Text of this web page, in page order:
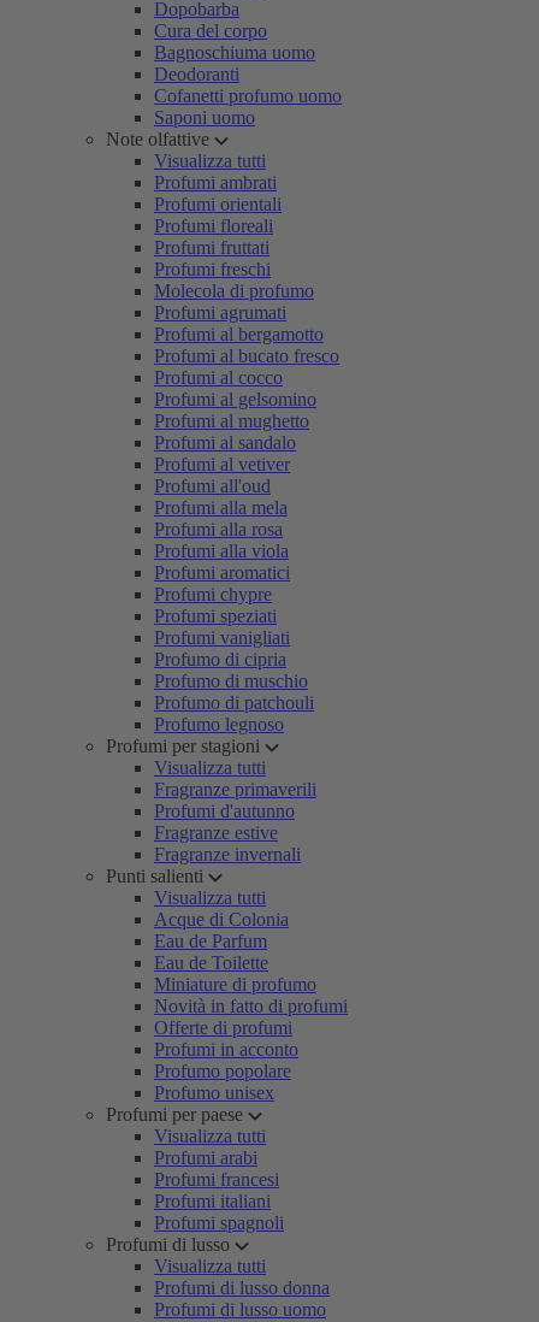
Dopobarba
Cura del corpo
Bagnoschiuma uomo
Deodoranti
Cofanetti profumo uomo
Saponi uomo
Note olfattive
Visualizza tutti
Profumi ambrati
Profumi orientali
Profumi floreali
Profumi fruttati
Profumi freschi
Molecola di profumo
Profumi agrumati
Profumi al bergamotto
Profumi al bucato fresco
Profumi al cocco
Profumi al gelsomino
Profumi al mughetto
Profumi al sandalo
Profumi al vetiver
Profumi all'oud
Profumi alla mela
Profumi alla rosa
Profumi alla viola
Profumi aromatici
Profumi chypre
Profumi speziati
Profumi vanigliati
Profumo di cipria
Profumo di muschio
Profumo di patchouli
Profumo legnoso
Profumi per stagioni
Visualizza tutti
Fragranze primaverili
Profumi d'autunno
Fragranze estive
Fragranze invernali
Punti salienti
Visualizza tutti
Acque di Colonia
Eau de Parfum
Eau de Toilette
Miniature di profumo
Novità in fatto di profumi
Offerte di profumi
Profumi in acconto
Profumo popolare
Profumo unisex
Profumi per paese
Visualizza tutti
Profumi arabi
Profumi francesi
Profumi italiani
Profumi spagnoli
Profumi di lusso
Visualizza tutti
Profumi di lusso donna
Profumi di lusso uomo